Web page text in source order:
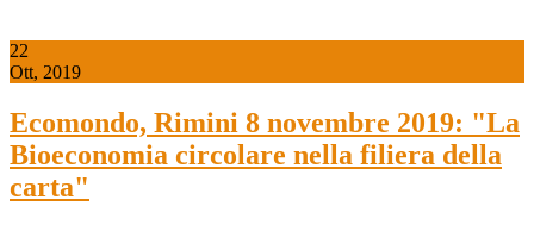
22
Ott, 2019
Ecomondo, Rimini 8 novembre 2019: "La
Bioeconomia circolare nella filiera della
carta"